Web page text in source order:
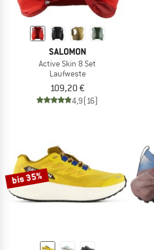
SALOMON
Active Skin 8 Set
Laufweste
109,20 €
4,9(16)
bis 35%